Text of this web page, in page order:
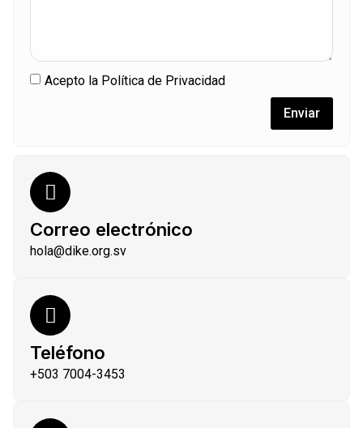
Acepto la Política de Privacidad
Enviar
Correo electrónico
hola@dike.org.sv
Teléfono
+503 7004-3453